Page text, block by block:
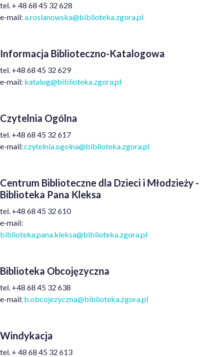
tel. + 48 68 45 32 628
e-mail: a.roslanowska@biblioteka.zgora.pl
Informacja Biblioteczno-Katalogowa
tel. +48 68 45 32 629
e-mail: katalog@biblioteka.zgora.pl
Czytelnia Ogólna
tel. +48 68 45 32 617
e-mail:czytelnia.ogolna@biblioteka.zgora.pl
Centrum Biblioteczne dla Dzieci i Młodzieży -
Biblioteka Pana Kleksa
tel. +48 68 45 32 610
e-mail:
biblioteka.pana.kleksa@biblioteka.zgora.pl
Biblioteka Obcojęzyczna
tel. +48 68 45 32 638
e-mail: b.obcojezyczna@biblioteka.zgora.pl
Windykacja
tel. + 48 68 45 32 613